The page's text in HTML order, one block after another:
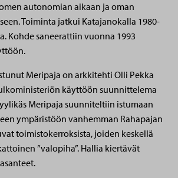
autonomian aikaan ja oman
Toiminta jatkui Katajanokalla 1980-
Kohde saneerattiin vuonna 1993
Meripaja on arkkitehti Olli Pekka
käyttöön suunnittelema
Meripaja suunniteltiin istumaan
ympäristöön vanhemman Rahapajan
toimistokerroksista, joiden keskellä
”valopiha”. Hallia kiertävät